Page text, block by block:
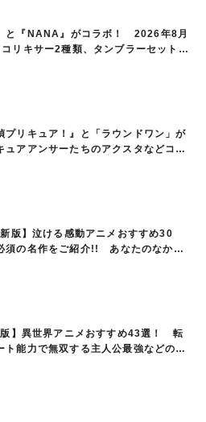
と『NANA』がコラボ！ 2026年8月
リキサー2種類、タンブラーセットな
プリキュア！』と「ラウンドワン」が
アアンサーたちのアクスタなどコラ
版】泣ける感動アニメおすすめ30
の名作をご紹介!! あなたのなかの
版】異世界アニメおすすめ43選！ 転
ト能力で無双する主人公最強などの人